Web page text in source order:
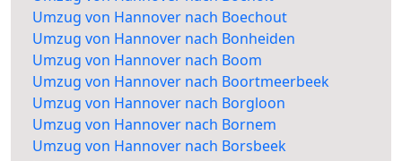
Umzug von Hannover nach Boechout
Umzug von Hannover nach Bonheiden
Umzug von Hannover nach Boom
Umzug von Hannover nach Boortmeerbeek
Umzug von Hannover nach Borgloon
Umzug von Hannover nach Bornem
Umzug von Hannover nach Borsbeek